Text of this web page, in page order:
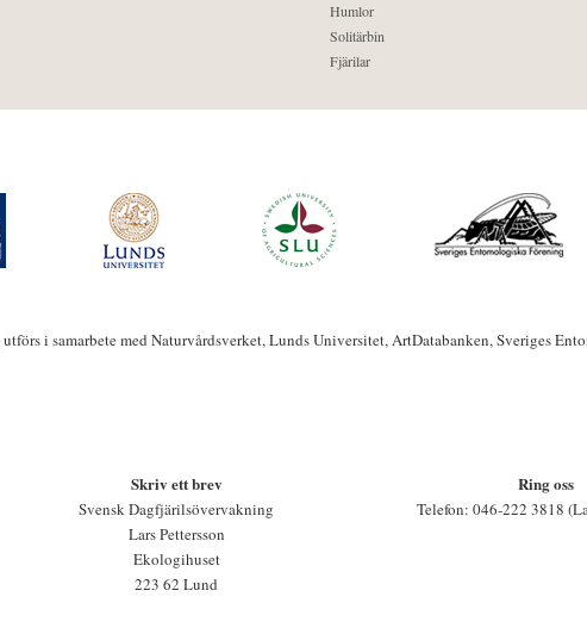
Humlor
Solitärbin
Fjärilar
i samarbete med Naturvårdsverket, Lunds Universitet, ArtDatabanken, Sveriges
Skriv ett brev
Svensk Dagfjärilsövervakning
Lars Pettersson
Ekologihuset
223 62 Lund
Ring oss
Telefon: 046-222 3818